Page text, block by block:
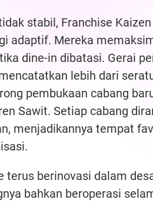
stabil, Franchise
adaptif. Mereka
dine-in dibatasi. Gerai
lebih dari
pembukaan cabang
Sawit. Setiap cabang
menjadikannya tempat
terus berinovasi dalam
bahkan beroperasi